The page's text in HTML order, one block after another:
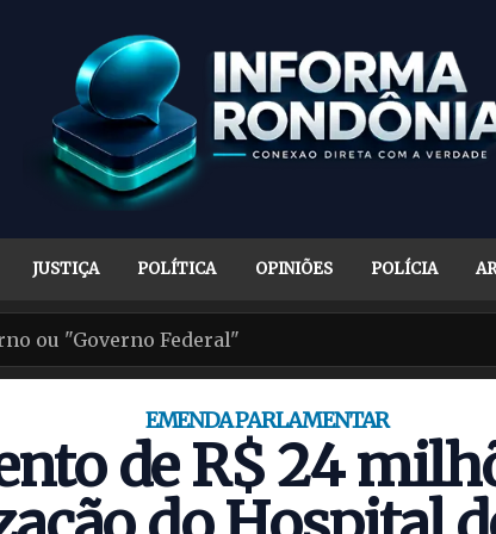
JUSTIÇA POLÍTICA OPINIÕES POLÍCIA
EMENDA PARLAMENTAR
de R$ 24